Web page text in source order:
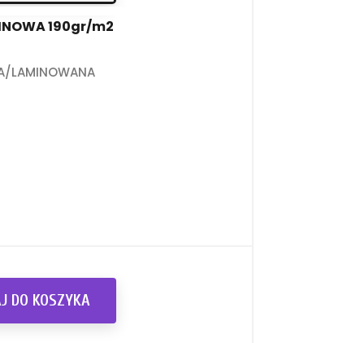
190gr/m2
LAMINOWANA
DO KOSZYKA